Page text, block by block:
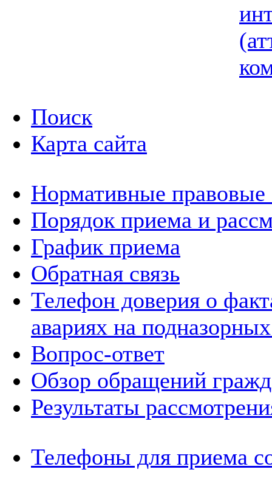
Поиск
Карта сайта
Нормативные правовые
Порядок приема и
График приема
Обратная связь
Телефон доверия о
авариях на
Вопрос-ответ
Обзор обращений
Результаты
Телефоны для приема